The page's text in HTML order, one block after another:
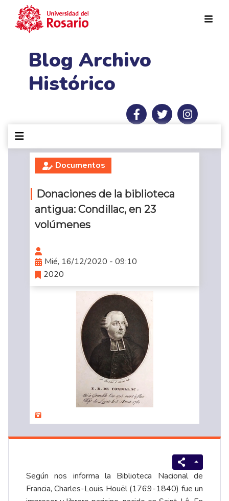
Blog Archivo
Histórico
Documentos
Donaciones de la biblioteca
antigua: Condillac, en 23
volúmenes
Mié, 16/12/2020 - 09:10
2020
Según nos informa la Biblioteca Nacional de
Francia, Charles-Louis Houël (1769-1840) fue un